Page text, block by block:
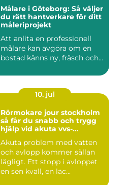
Målare i Göteborg: Så väljer
du rätt hantverkare för ditt
måleriprojekt
Att anlita en professionell
målare kan avgöra om en
bostad känns ny, fräsch och...
10. jul
Rörmokare jour stockholm
så får du snabb och trygg
hjälp vid akuta vvs-
Akuta problem med vatten
och avlopp kommer sällan
lägligt. Ett stopp i avloppet
en sen kväll, en läc...